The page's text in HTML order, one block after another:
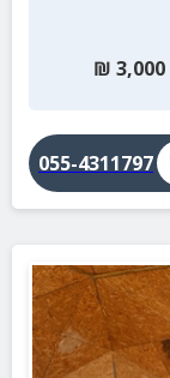
3,000
₪
055-4311797